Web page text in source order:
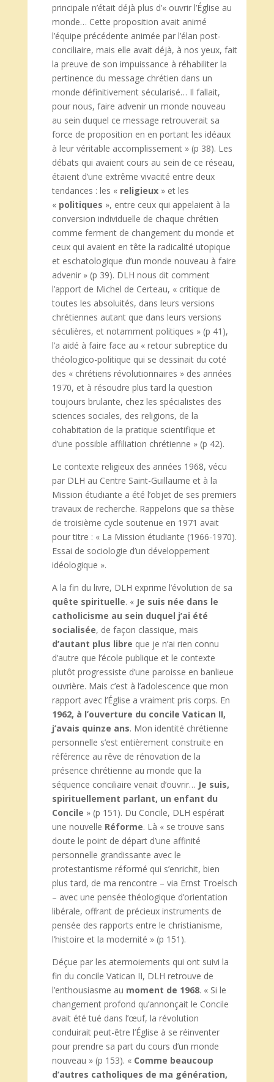
principale n’était déjà plus d’« ouvrir l’Église au
monde… Cette proposition avait animé
l’équipe précédente animée par l’élan post-
conciliaire, mais elle avait déjà, à nos yeux, fait
la preuve de son impuissance à réhabiliter la
pertinence du message chrétien dans un
monde définitivement sécularisé… Il fallait,
pour nous, faire advenir un monde nouveau
au sein duquel ce message retrouverait sa
force de proposition en en portant les idéaux
à leur véritable accomplissement » (p 38). Les
débats qui avaient cours au sein de ce réseau,
étaient d’une extrême vivacité entre deux
tendances : les « religieux» et les
« politiques », entre ceux qui appelaient à la
conversion individuelle de chaque chrétien
comme ferment de changement du monde et
ceux qui avaient en tête la radicalité utopique
et eschatologique d’un monde nouveau à faire
advenir » (p 39). DLH nous dit comment
l’apport de Michel de Certeau, « critique de
toutes les absoluités, dans leurs versions
chrétiennes autant que dans leurs versions
séculières, et notamment politiques » (p 41),
l’a aidé à faire face au « retour subreptice du
théologico-politique qui se dessinait du coté
des « chrétiens révolutionnaires » des années
1970, et à résoudre plus tard la question
toujours brulante, chez les spécialistes des
sciences sociales, des religions, de la
cohabitation de la pratique scientifique et
d’une possible affiliation chrétienne » (p 42).
Le contexte religieux des années 1968, vécu
par DLH au Centre Saint-Guillaume et à la
Mission étudiante a été l’objet de ses premiers
travaux de recherche. Rappelons que sa thèse
de troisième cycle soutenue en 1971 avait
pour titre : « La Mission étudiante (1966-1970).
Essai de sociologie d’un développement
idéologique ».
A la fin du livre, DLH exprime l’évolution de sa
quête spirituelle. « Je suis née dans le
catholicisme au sein duquel j’ai été
socialisée, de façon classique, mais
d’autant plus libre que je n’ai rien connu
d’autre que l’école publique et le contexte
plutôt progressiste d’une paroisse en banlieue
ouvrière. Mais c’est à l’adolescence que mon
rapport avec l’Église a vraiment pris corps. En
1962, à l’ouverture du concile Vatican II,
j’avais quinze ans. Mon identité chrétienne
personnelle s’est entièrement construite en
référence au rêve de rénovation de la
présence chrétienne au monde que la
séquence conciliaire venait d’ouvrir… Je suis,
spirituellement parlant, un enfant du
Concile » (p 151). Du Concile, DLH espérait
une nouvelle Réforme. Là « se trouve sans
doute le point de départ d’une affinité
personnelle grandissante avec le
protestantisme réformé qui s’enrichit, bien
plus tard, de ma rencontre – via Ernst Troelsch
– avec une pensée théologique d’orientation
libérale, offrant de précieux instruments de
pensée des rapports entre le christianisme,
l’histoire et la modernité » (p 151).
Déçue par les atermoiements qui ont suivi la
fin du concile Vatican II, DLH retrouve de
l’enthousiasme au moment de 1968. « Si le
changement profond qu’annonçait le Concile
avait été tué dans l’œuf, la révolution
conduirait peut-être l’Église à se réinventer
pour prendre sa part du cours d’un monde
nouveau » (p 153). « Comme beaucoup
d’autres catholiques de ma génération,